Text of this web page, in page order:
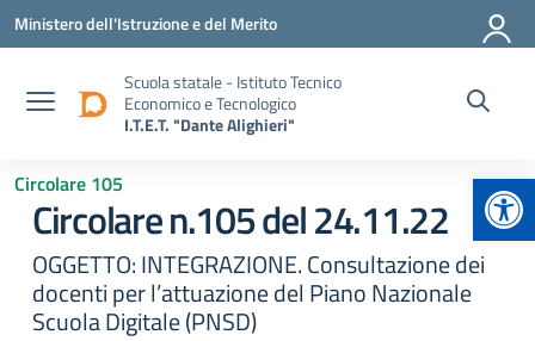
Vai ai contenuti
Vai al menu di navigazione
Vai al footer
Ministero dell'Istruzione e del Merito
Scuola statale - Istituto Tecnico
Economico e Tecnologico
I.T.E.T. "Dante Alighieri"
Circolare 105
Circolare n.105 del 24.11.22
OGGETTO: INTEGRAZIONE. Consultazione dei
docenti per l’attuazione del Piano Nazionale
Scuola Digitale (PNSD)